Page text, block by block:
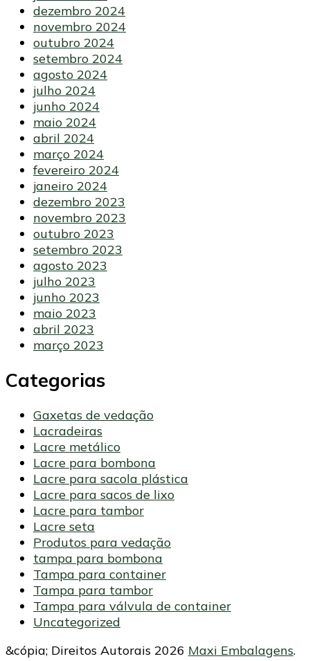
dezembro 2024
novembro 2024
outubro 2024
setembro 2024
agosto 2024
julho 2024
junho 2024
maio 2024
abril 2024
março 2024
fevereiro 2024
janeiro 2024
dezembro 2023
novembro 2023
outubro 2023
setembro 2023
agosto 2023
julho 2023
junho 2023
maio 2023
abril 2023
março 2023
Categorias
Gaxetas de vedação
Lacradeiras
Lacre metálico
Lacre para bombona
Lacre para sacola plástica
Lacre para sacos de lixo
Lacre para tambor
Lacre seta
Produtos para vedação
tampa para bombona
Tampa para container
Tampa para tambor
Tampa para válvula de container
Uncategorized
&cópia; Direitos Autorais 2026 Maxi Embalagens.